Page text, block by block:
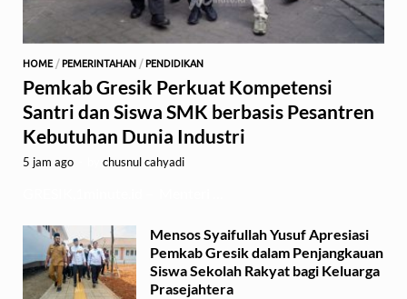
HOME / PEMERINTAHAN / PENDIDIKAN
Pemkab Gresik Perkuat Kompetensi
Santri dan Siswa SMK berbasis Pesantren
Kebutuhan Dunia Industri
5 jam ago chusnul cahyadi
Mensos Syaifullah Yusuf Apresiasi
Pemkab Gresik dalam Penjangkauan
Siswa Sekolah Rakyat bagi Keluarga
Prasejahtera